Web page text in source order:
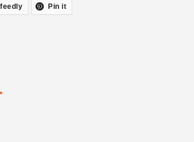
feedly Pin it